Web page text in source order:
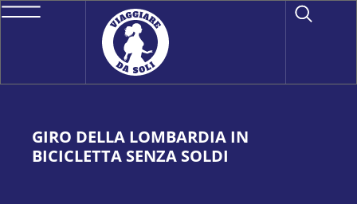
GIRO DELLA LOMBARDIA IN
BICICLETTA SENZA SOLDI